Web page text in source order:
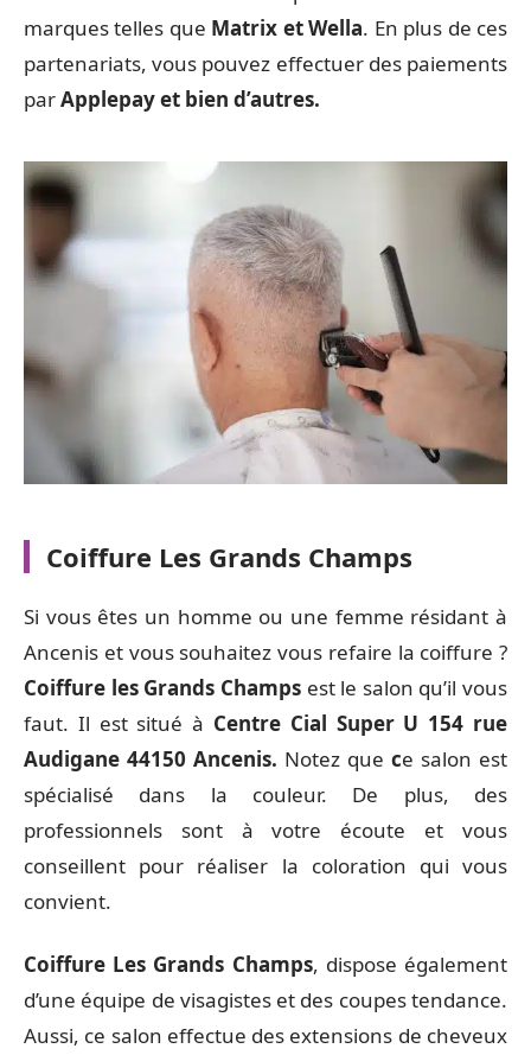
marques telles que Matrix et Wella. En plus de ces
partenariats, vous pouvez effectuer des paiements
parApplepay et bien d’autres.
Coiffure Les Grands Champs
Si vous êtes un homme ou une femme résidant à
Ancenis et vous souhaitez vous refaire la coiffure ?
Coiffure les Grands Champsest le salon qu’il vous
faut. Il est situé à Centre Cial Super U 154 rue
Audigane 44150 Ancenis. Notez que ce salon est
spécialisé dans la couleur. De plus, des
professionnels sont à votre écoute et vous
conseillent pour réaliser la coloration qui vous
convient.
Coiffure Les Grands Champs, dispose également
d’une équipe de visagistes et des coupes tendance.
Aussi, ce salon effectue des extensions de cheveux